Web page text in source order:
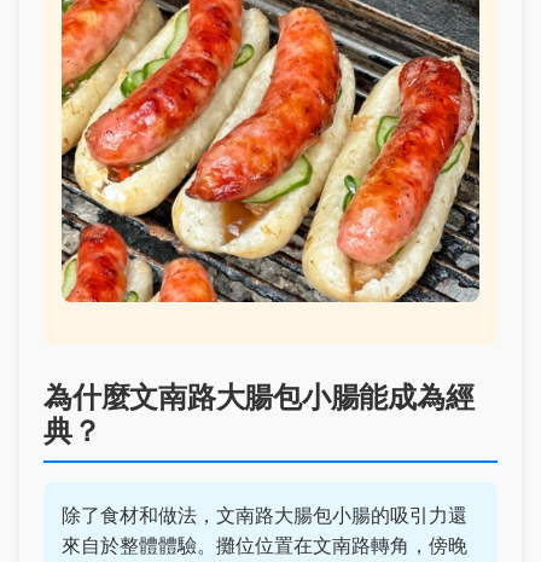
為什麼文南路大腸包小腸能成為經
典？
除了食材和做法，文南路大腸包小腸的吸引力還
來自於整體體驗。攤位位置在文南路轉角，傍晚